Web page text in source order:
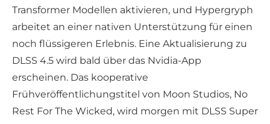
Transformer Modellen aktivieren, und Hypergryph
arbeitet an einer nativen Unterstützung für einen
noch flüssigeren Erlebnis. Eine Aktualisierung zu
DLSS 4.5 wird bald über das Nvidia-App
erscheinen. Das kooperative
Frühveröffentlichungstitel von Moon Studios, No
Rest For The Wicked, wird morgen mit DLSS Super